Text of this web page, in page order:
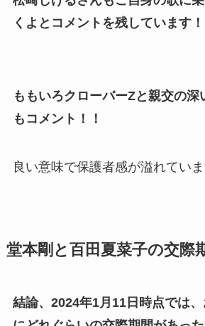
くよとコメントを残しています！
ももいろクローバーZと親交の深
もコメント！！
良い意味で保護者感が溢れてい
堂本剛と百田夏菜子の交際
結論、2024年1月11日時点では